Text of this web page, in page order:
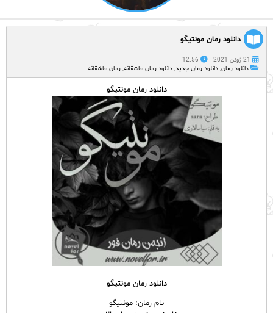
دانلود رمان مونتیگو
21 ژوئن 2021
12:56
دانلود رمان, دانلود رمان جدید, دانلود رمان عاشقانه, رمان عاشقانه
دانلود رمان مونتیگو
دانلود رمان مونتیگو
نام رمان: مونتیگو